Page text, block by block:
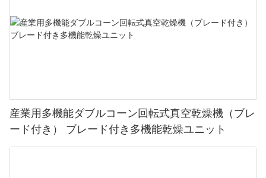
産業用多機能ダブルコーン回転式真空乾燥機（ブレ
ード付き） ブレード付き多機能乾燥ユニット